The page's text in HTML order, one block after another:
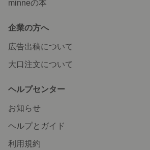
minneの本
企業の方へ
広告出稿について
大口注文について
ヘルプセンター
お知らせ
ヘルプとガイド
利用規約